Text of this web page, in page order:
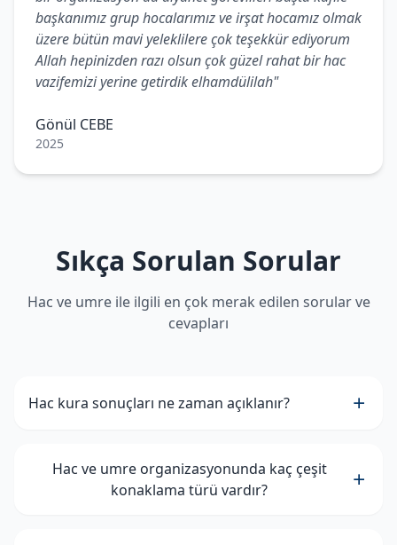
başkanımız grup hocalarımız ve irşat hocamız olmak
üzere bütün mavi yeleklilere çok teşekkür ediyorum
Allah hepinizden razı olsun çok güzel rahat bir hac
vazifemizi yerine getirdik elhamdülilah"
Gönül CEBE
2025
Sıkça Sorulan Sorular
Hac ve umre ile ilgili en çok merak edilen sorular ve
cevapları
Hac kura sonuçları ne zaman açıklanır?
Hac ve umre organizasyonunda kaç çeşit
konaklama türü vardır?